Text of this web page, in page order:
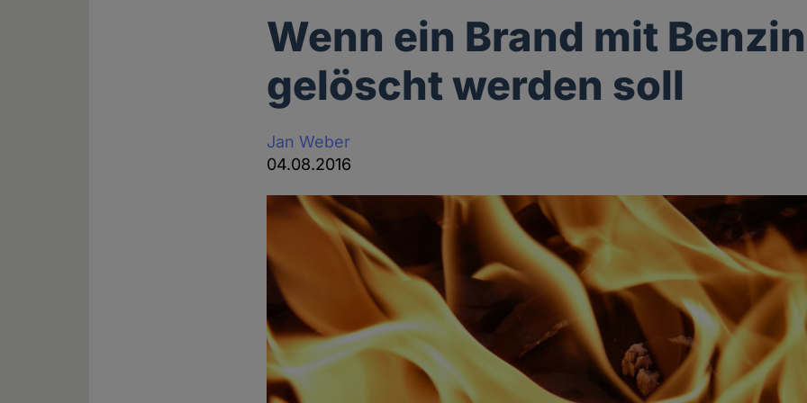
Wenn ein Brand mit Benzin
gelöscht werden soll
Jan Weber
04.08.2016